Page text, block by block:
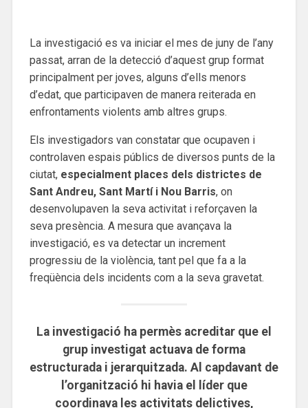
La investigació es va iniciar el mes de juny de l’any
passat, arran de la detecció d’aquest grup format
principalment per joves, alguns d’ells menors
d’edat, que participaven de manera reiterada en
enfrontaments violents amb altres grups.
Els investigadors van constatar que ocupaven i
controlaven espais públics de diversos punts de la
ciutat, especialment places dels districtes de
Sant Andreu, Sant Martí i Nou Barris, on
desenvolupaven la seva activitat i reforçaven la
seva presència. A mesura que avançava la
investigació, es va detectar un increment
progressiu de la violència, tant pel que fa a la
freqüència dels incidents com a la seva gravetat.
La investigació ha permès acreditar que el
grup investigat actuava de forma
estructurada i jerarquitzada. Al capdavant de
l’organització hi havia el líder que
coordinava les activitats delictives,